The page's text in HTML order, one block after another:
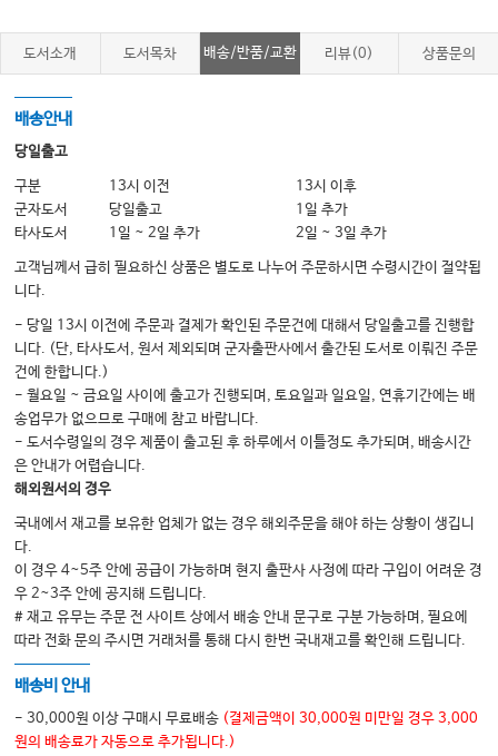
원가와 손익 분기점, ‘버는 것이 모두 내 돈이 아니다’…
가격 차별화의 실제 방안
심리적 가격 결정 전략
Chapter 06 고객의 심리 이해, Behavioral Economics
인지적 구두쇠, 사람들은 최대한 머리를 안 쓰려 한다?
이미 알고 있으나 ‘내 임상에 어떤 의미냐’가 중요한 것들
상담 관련 심리학 이론
Chapter 07 경쟁 전략, Competitive Strategy
경쟁 전략, 전략의 부재로 대부분의 경우 저수가 경쟁 중
전략적 포지셔닝, Strategic Positioning
지속적 경쟁 우위 전략, Sustainable Competitive Advantage Strategy
경쟁 전략 마련을 위한 실천 방안
Chapter 08 물리적 증거 관리, Physical Evidence Management
Servicescape? 서비스 공간의 중요성
물리적 환경의 영향
도서소개 도서목차 배송/반품/교환 리뷰(0) 상품문의
배송안내
당일출고
구분 13시 이전
13시 이후
군자도서
당일출고
1일 추가
타사도서
1일 ~ 2일 추가 2일 ~ 3일 추가
고객님께서 급히 필요하신 상품은 별도로 나누어 주문하시면 수령시간이 절약됩
니다.
- 당일 13시 이전에 주문과 결제가 확인된 주문건에 대해서 당일출고를 진행합
니다. (단, 타사도서, 원서 제외되며 군자출판사에서 출간된 도서로 이뤄진 주문
건에 한합니다.)
- 월요일 ~ 금요일 사이에 출고가 진행되며, 토요일과 일요일, 연휴기간에는 배
송업무가 없으므로 구매에 참고 바랍니다.
- 도서수령일의 경우 제품이 출고된 후 하루에서 이틀정도 추가되며, 배송시간
은 안내가 어렵습니다.
해외원서의 경우
국내에서 재고를 보유한 업체가 없는 경우 해외주문을 해야 하는 상황이 생깁니
다.
이 경우 4~5주 안에 공급이 가능하며 현지 출판사 사정에 따라 구입이 어려운 경
우 2~3주 안에 공지해 드립니다.
# 재고 유무는 주문 전 사이트 상에서 배송 안내 문구로 구분 가능하며, 필요에
따라 전화 문의 주시면 거래처를 통해 다시 한번 국내재고를 확인해 드립니다.
배송비 안내
- 30,000원 이상 구매시 무료배송 (결제금액이 30,000원 미만일 경우 3,000
원의 배송료가 자동으로 추가됩니다.)